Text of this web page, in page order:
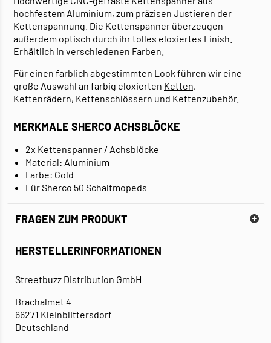
hochfestem Aluminium, zum präzisen Justieren der
Kettenspannung. Die Kettenspanner überzeugen
außerdem optisch durch ihr tolles eloxiertes Finish.
Erhältlich in verschiedenen Farben.
Für einen farblich abgestimmten Look führen wir eine
große Auswahl an farbig eloxierten Ketten,
Kettenrädern, Kettenschlössern und Kettenzubehör.
MERKMALE SHERCO ACHSBLÖCKE
2x Kettenspanner / Achsblöcke
Material: Aluminium
Farbe: Gold
Für Sherco 50 Schaltmopeds
FRAGEN ZUM PRODUKT
HERSTELLERINFORMATIONEN
Streetbuzz Distribution GmbH
Brachalmet 4
66271 Kleinblittersdorf
Deutschland